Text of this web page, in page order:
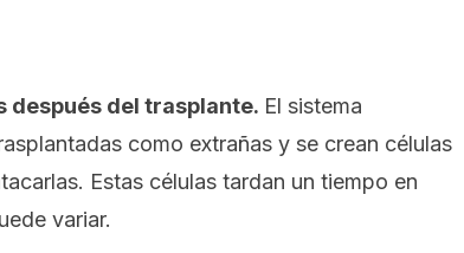
después del trasplante. El sistema
como extrañas y se crean células
Estas células tardan un tiempo en
variar.